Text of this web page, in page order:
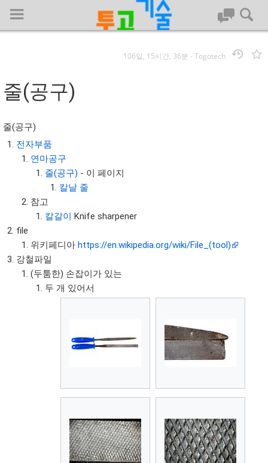
대문
회사명 :
투고기술
| 대표 : 김명기 | 사업자번호 : 142-08-78939
전화 : 031-8065-5299 | 주소 : (16954)) 경기도 용인시 기흥구 흥덕1
로 13, B동(complex동) 1213호(영덕동,흥덕IT밸리)
COPYRIGHT (C) 투고기술 ALL RIGHTS RESEVED
투고기술 위키 저작권
106일, 15시간, 36분 -Togotech
줄(공구)
줄(공구)
전자부품
연마공구
줄(공구) - 이 페이지
칼날 줄
참고
칼갈이 Knife sharpener
file
위키페디아https://en.wikipedia.org/wiki/File_(tool)
강철파일
(두툼한) 손잡이가 있는
두 개 있어서